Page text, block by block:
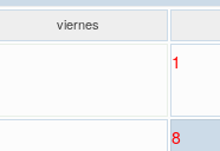
viernes
1
8